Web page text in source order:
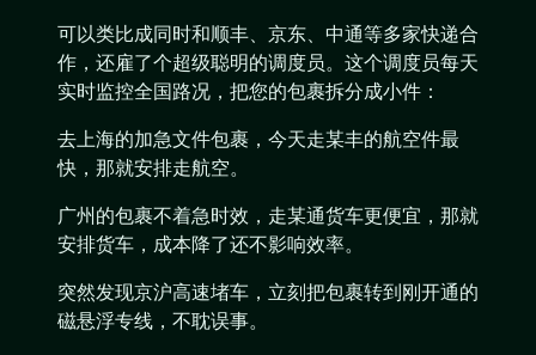
可以类比成同时和顺丰、京东、中通等多家快递合
作，还雇了个超级聪明的调度员。这个调度员每天
实时监控全国路况，把您的包裹拆分成小件：
去上海的加急文件包裹，今天走某丰的航空件最
快，那就安排走航空。
广州的包裹不着急时效，走某通货车更便宜，那就
安排货车，成本降了还不影响效率。
突然发现京沪高速堵车，立刻把包裹转到刚开通的
磁悬浮专线，不耽误事。